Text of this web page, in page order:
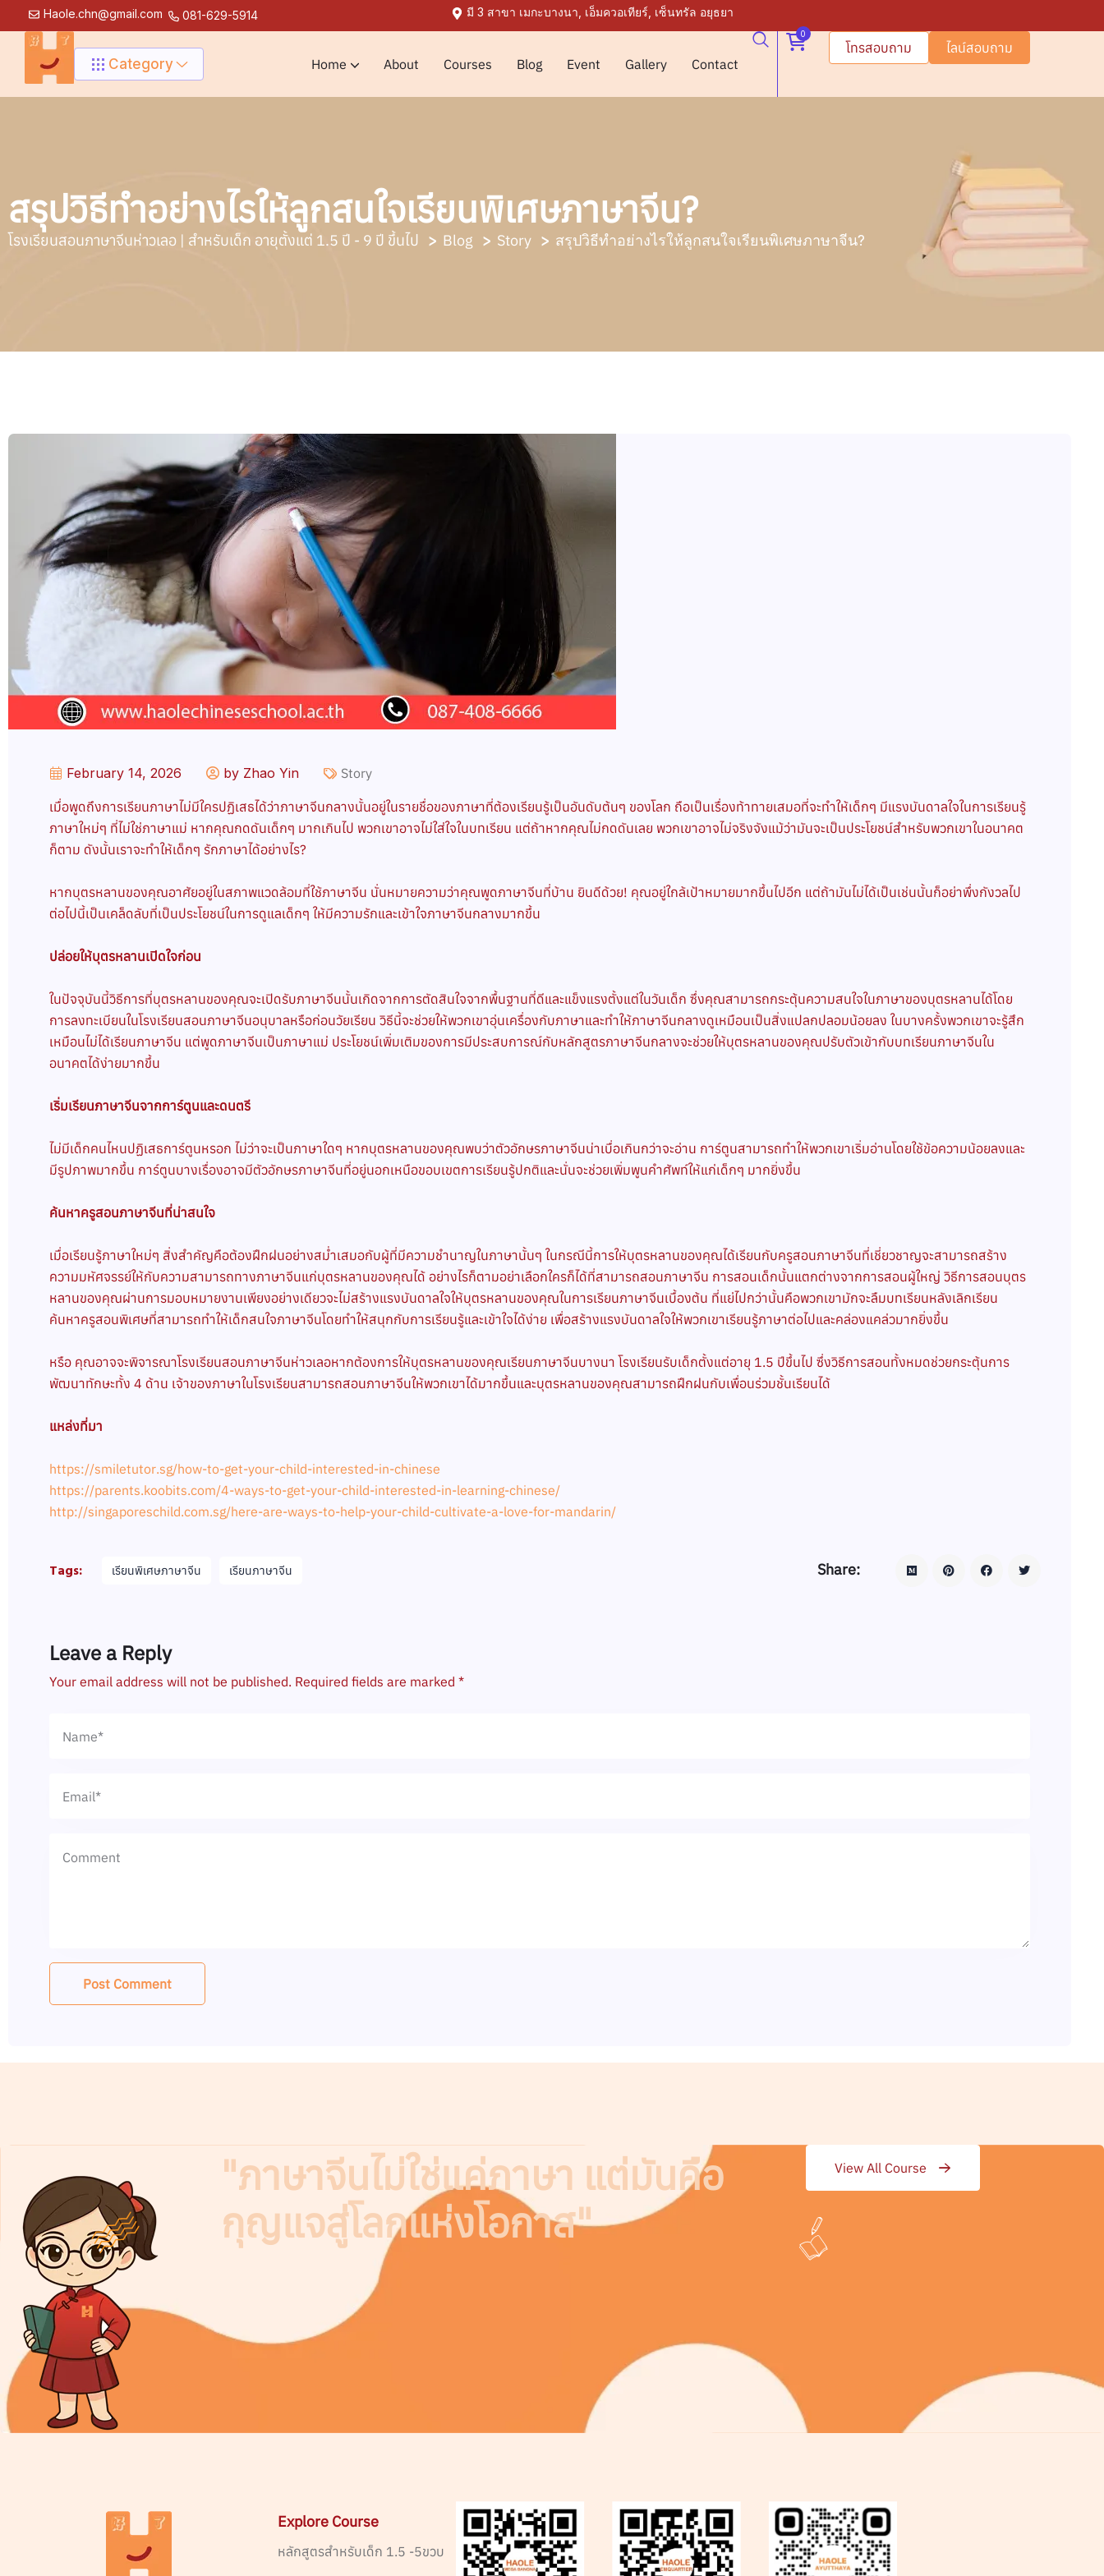
Haole.chn@gmail.com 081-629-5914 มี 3 สาขา เมกะบางนา, เอ็มควอเทียร์, เซ็นทรัล อยุธยา
Category Home About Courses Blog Event Gallery Contact
0
โทรสอบถาม ไลน์สอบถาม
สรุปวิธีทำอย่างไรให้ลูกสนใจเรียนพิเศษภาษาจีน?
โรงเรียนสอนภาษาจีนห่าวเลอ | สำหรับเด็ก อายุตั้งแต่ 1.5 ปี - 9 ปี ขึ้นไป Blog Story สรุปวิธีทำอย่างไรให้ลูกสนใจเรียนพิเศษภาษาจีน?
February 14, 2026 by Zhao Yin Story
เมื่อพูดถึงการเรียนภาษาไม่มีใครปฏิเสธได้ว่าภาษาจีนกลางนั้นอยู่ในรายชื่อของภาษาที่ต้องเรียนรู้เป็นอันดับต้นๆ ของโลก ถือเป็นเรื่องท้าทายเสมอที่จะทำให้เด็กๆ มีแรงบันดาลใจในการเรียนรู้
ภาษาใหม่ๆ ที่ไม่ใช่ภาษาแม่ หากคุณกดดันเด็กๆ มากเกินไป พวกเขาอาจไม่ใส่ใจในบทเรียน แต่ถ้าหากคุณไม่กดดันเลย พวกเขาอาจไม่จริงจังแม้ว่ามันจะเป็นประโยชน์สำหรับพวกเขาในอนาคต
ก็ตาม ดังนั้นเราจะทำให้เด็กๆ รักภาษาได้อย่างไร?
หากบุตรหลานของคุณอาศัยอยู่ในสภาพแวดล้อมที่ใช้ภาษาจีน นั่นหมายความว่าคุณพูดภาษาจีนที่บ้าน ยินดีด้วย! คุณอยู่ใกล้เป้าหมายมากขึ้นไปอีก แต่ถ้ามันไม่ได้เป็นเช่นนั้นก็อย่าพึ่งกังวลไป
ต่อไปนี้เป็นเคล็ดลับที่เป็นประโยชน์ในการดูแลเด็กๆ ให้มีความรักและเข้าใจภาษาจีนกลางมากขึ้น
ปล่อยให้บุตรหลานเปิดใจก่อน
ในปัจจุบันนี้วิธีการที่บุตรหลานของคุณจะเปิดรับภาษาจีนนั้นเกิดจากการตัดสินใจจากพื้นฐานที่ดีและแข็งแรงตั้งแต่ในวันเด็ก ซึ่งคุณสามารถกระตุ้นความสนใจในภาษาของบุตรหลานได้โดย
การลงทะเบียนในโรงเรียนสอนภาษาจีนอนุบาลหรือก่อนวัยเรียน วิธีนี้จะช่วยให้พวกเขาอุ่นเครื่องกับภาษาและทำให้ภาษาจีนกลางดูเหมือนเป็นสิ่งแปลกปลอมน้อยลง ในบางครั้งพวกเขาจะรู้สึก
เหมือนไม่ได้เรียนภาษาจีน แต่พูดภาษาจีนเป็นภาษาแม่ ประโยชน์เพิ่มเติมของการมีประสบการณ์กับหลักสูตรภาษาจีนกลางจะช่วยให้บุตรหลานของคุณปรับตัวเข้ากับบทเรียนภาษาจีนใน
อนาคตได้ง่ายมากขึ้น
เริ่มเรียนภาษาจีนจากการ์ตูนและดนตรี
ไม่มีเด็กคนไหนปฏิเสธการ์ตูนหรอก ไม่ว่าจะเป็นภาษาใดๆ หากบุตรหลานของคุณพบว่าตัวอักษรภาษาจีนน่าเบื่อเกินกว่าจะอ่าน การ์ตูนสามารถทำให้พวกเขาเริ่มอ่านโดยใช้ข้อความน้อยลงและ
มีรูปภาพมากขึ้น การ์ตูนบางเรื่องอาจมีตัวอักษรภาษาจีนที่อยู่นอกเหนือขอบเขตการเรียนรู้ปกติและนั่นจะช่วยเพิ่มพูนคำศัพท์ให้แก่เด็กๆ มากยิ่งขึ้น
ค้นหาครูสอนภาษาจีนที่น่าสนใจ
เมื่อเรียนรู้ภาษาใหม่ๆ สิ่งสำคัญคือต้องฝึกฝนอย่างสม่ำเสมอกับผู้ที่มีความชำนาญในภาษานั้นๆ ในกรณีนี้การให้บุตรหลานของคุณได้เรียนกับครูสอนภาษาจีนที่เชี่ยวชาญจะสามารถสร้าง
ความมหัศจรรย์ให้กับความสามารถทางภาษาจีนแก่บุตรหลานของคุณได้ อย่างไรก็ตามอย่าเลือกใครก็ได้ที่สามารถสอนภาษาจีน การสอนเด็กนั้นแตกต่างจากการสอนผู้ใหญ่ วิธีการสอนบุตร
หลานของคุณผ่านการมอบหมายงานเพียงอย่างเดียวจะไม่สร้างแรงบันดาลใจให้บุตรหลานของคุณในการเรียนภาษาจีนเบื้องต้น ที่แย่ไปกว่านั้นคือพวกเขามักจะลืมบทเรียนหลังเลิกเรียน
ค้นหาครูสอนพิเศษที่สามารถทำให้เด็กสนใจภาษาจีนโดยทำให้สนุกกับการเรียนรู้และเข้าใจได้ง่าย เพื่อสร้างแรงบันดาลใจให้พวกเขาเรียนรู้ภาษาต่อไปและคล่องแคล่วมากยิ่งขึ้น
หรือ คุณอาจจะพิจารณาโรงเรียนสอนภาษาจีนห่าวเลอหากต้องการให้บุตรหลานของคุณเรียนภาษาจีนบางนา โรงเรียนรับเด็กตั้งแต่อายุ 1.5 ปีขึ้นไป ซึ่งวิธีการสอนทั้งหมดช่วยกระตุ้นการ
พัฒนาทักษะทั้ง 4 ด้าน เจ้าของภาษาในโรงเรียนสามารถสอนภาษาจีนให้พวกเขาได้มากขึ้นและบุตรหลานของคุณสามารถฝึกฝนกับเพื่อนร่วมชั้นเรียนได้
แหล่งที่มา
https://smiletutor.sg/how-to-get-your-child-interested-in-chinese
https://parents.koobits.com/4-ways-to-get-your-child-interested-in-learning-chinese/
http://singaporeschild.com.sg/here-are-ways-to-help-your-child-cultivate-a-love-for-mandarin/
Tags: เรียนพิเศษภาษาจีน เรียนภาษาจีน Share:
Leave a Reply
Your email address will not be published. Required fields are marked *
"ภาษาจีนไม่ใช่แค่ภาษา แต่มันคือ
กุญแจสู่โลกแห่งโอกาส"
View All Course
Explore Course
หลักสูตรสำหรับเด็ก 1.5 -5ขวบ